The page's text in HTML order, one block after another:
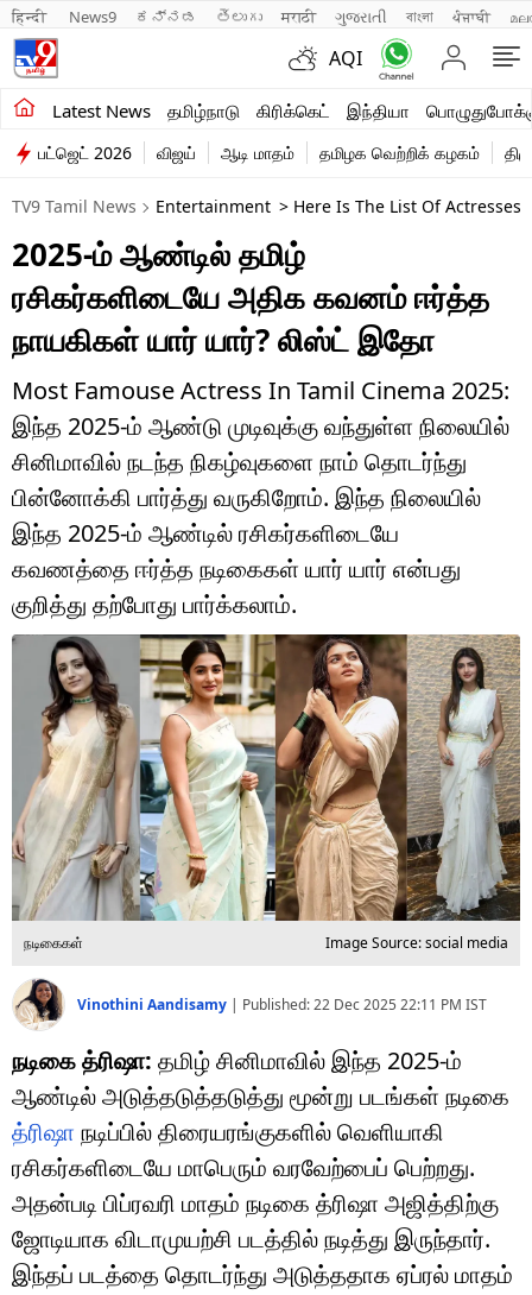
हिन्दी News9 ಕನ್ನಡ తెలుగు मराठी ગુજરાતી বাংলা ਪੰਜਾਬੀ
AQI
Latest News தமிழ்நாடு கிரிக்கெட் இந்தியா
சமீபத்திய செய்திகள்
தமிழ்நாடு
இந்தியா
உலகம்
விளையாட்டு
பொழுதுபோக்கு
லைஃப்ஸ்டைல்
வணிகம்
டெக்னாலஜி
ஆன்மீகம்
வைரல்
ஹெஃல்த்
ஷார்ட் வீடியோஸ்
வலை கதைகள்
போட்டோ கேலரி
பட்ஜெட் 2026 விஜய் ஆடி மாதம் தமிழக வெற்றிக் கழகம்
TV9 Tamil News Entertainment > Here Is The List Of
2025-ம் ஆண்டில் தமிழ்
ரசிகர்களிடையே அதிக கவனம் ஈர்த்த
நாயகிகள் யார் யார்? லிஸ்ட் இதோ
Most Famouse Actress In Tamil Cinema 2025:
இந்த 2025-ம் ஆண்டு முடிவுக்கு வந்துள்ள நிலையில்
சினிமாவில் நடந்த நிகழ்வுகளை நாம் தொடர்ந்து
பின்னோக்கி பார்த்து வருகிறோம். இந்த நிலையில்
இந்த 2025-ம் ஆண்டில் ரசிகர்களிடையே
கவணத்தை ஈர்த்த நடிகைகள் யார் யார் என்பது
குறித்து தற்போது பார்க்கலாம்.
நடிகைகள் Image Source: social media
Vinothini Aandisamy | Published:22 Dec 2025 22:11 PM IST
நடிகை த்ரிஷா: தமிழ் சினிமாவில் இந்த 2025-ம்
ஆண்டில் அடுத்தடுத்தடுத்து மூன்று படங்கள் நடிகை
த்ரிஷா நடிப்பில் திரையரங்குகளில் வெளியாகி
ரசிகர்களிடையே மாபெரும் வரவேற்பைப் பெற்றது.
அதன்படி பிப்ரவரி மாதம் நடிகை த்ரிஷா அஜித்திற்கு
ஜோடியாக விடாமுயற்சி படத்தில் நடித்து இருந்தார்.
இந்தப் படத்தை தொடர்ந்து அடுத்ததாக ஏப்ரல் மாதம்